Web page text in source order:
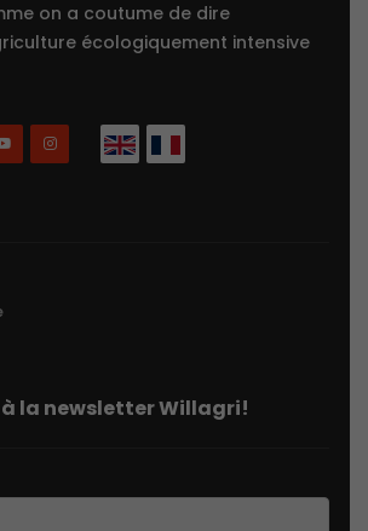
on a coutume de dire
écologiquement intensive
la newsletter Willagri!